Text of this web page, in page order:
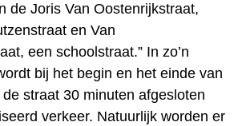
de Joris Van Oostenrijkstraat,
en Van
een schoolstraat.” In zo’n
bij het begin en het einde van
straat 30 minuten afgesloten
verkeer. Natuurlijk worden er